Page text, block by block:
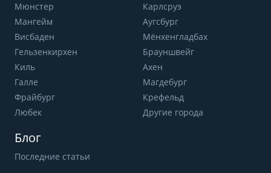
Мюнстер
Карлсруэ
Мангейм
Аугсбург
Висбаден
Мёнхенгладбах
Гельзенкирхен
Брауншвейг
Киль
Ахен
Галле
Магдебург
Фрайбург
Крефельд
Любек
Другие города
Блог
Последние статьи